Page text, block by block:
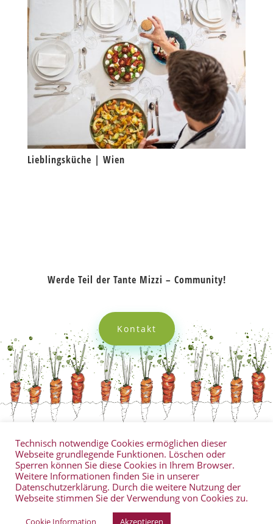
Lieblingsküche | Wien
Werde Teil der Tante Mizzi – Community!
Kontakt
Veranstaltungen Kontakt
Glossar
Wissenswert
Buchtipps
Filmtipps
Datenschutz
Impressum
Tante Mizzi |WEBAGENTUR
Technisch notwendige Cookies ermöglichen dieser
Webseite grundlegende Funktionen. Löschen oder
Sperren können Sie diese Cookies in Ihrem Browser.
Weitere Informationen finden Sie in unserer
Datenschutzerklärung. Durch die weitere Nutzung der
Webseite stimmen Sie der Verwendung von Cookies zu.
Cookie Information Akzeptieren